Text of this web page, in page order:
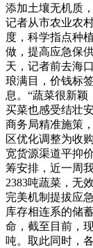
添加土壤无机质
记者从市农业农
度，科学指点种
做，提高应急保
天，记者前去海
琅满目，价钱标
息。“蔬菜很新
买菜也感受结壮
商务局精准施策
区优化调整为收
宽货源渠道平抑
筹安排，近一周
2383吨蔬菜，无
完美机制提拔应
库存相连系的储
命，截至目前，
吨。取此同时，